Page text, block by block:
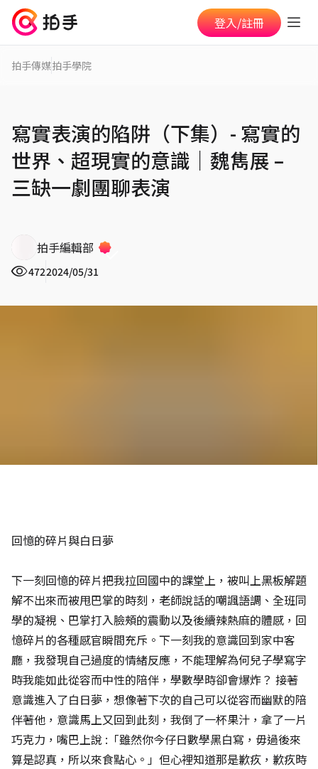
登入/註冊
拍手傳媒拍手學院
寫實表演的陷阱（下集）- 寫實的
世界、超現實的意識｜魏雋展 –
三缺一劇團聊表演
拍手編輯部
4722024/05/31
回憶的碎片與白日夢
下一刻回憶的碎片把我拉回國中的課堂上，被叫上黑板解題
解不出來而被甩巴掌的時刻，老師說話的嘲諷語調、全班同
學的凝視、巴掌打入臉頰的震動以及後續辣熱麻的體感，回
憶碎片的各種感官瞬間充斥。下一刻我的意識回到家中客
廳，我發現自己過度的情緒反應，不能理解為何兒子學寫字
時我能如此從容而中性的陪伴，學數學時卻會爆炸？ 接著
意識進入了白日夢，想像著下次的自己可以從容而幽默的陪
伴著他，意識馬上又回到此刻，我倒了一杯果汁，拿了一片
巧克力，嘴巴上說 :「雖然你今仔日數學黑白寫，毋過後來
算是認真，所以來食點心。」但心裡知道那是歉疚，歉疚時